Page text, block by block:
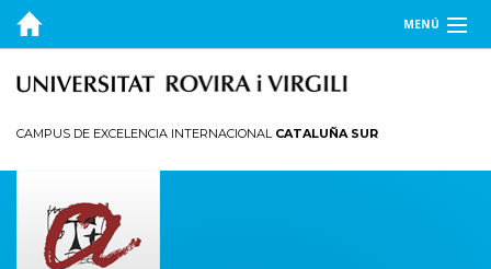
MENÚ
EL DEPARTAMENTO
INVESTIGACIÓN
PUBLICACIONES
CAMPUS DE EXCELENCIA INTERNACIONAL CATALUÑA SUR